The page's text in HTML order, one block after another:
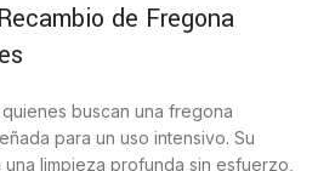
de Fregona
buscan una fregona
para un uso intensivo. Su
limpieza profunda sin esfuerzo,